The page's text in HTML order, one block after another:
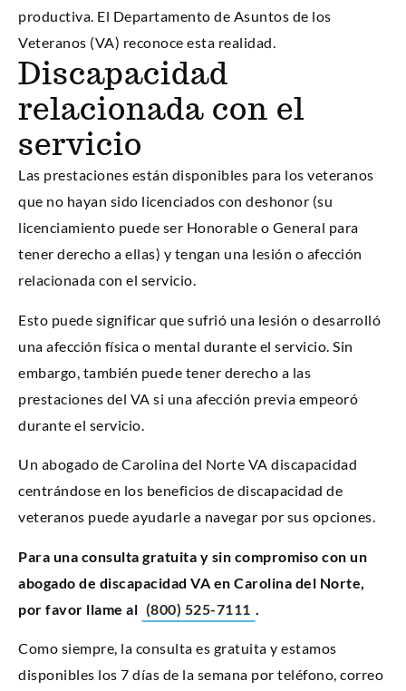
productiva. El Departamento de Asuntos de los
Veteranos (VA) reconoce esta realidad.
Discapacidad
relacionada con el
servicio
Las prestaciones están disponibles para los veteranos
que no hayan sido licenciados con deshonor (su
licenciamiento puede ser Honorable o General para
tener derecho a ellas) y tengan una lesión o afección
relacionada con el servicio.
Esto puede significar que sufrió una lesión o desarrolló
una afección física o mental durante el servicio. Sin
embargo, también puede tener derecho a las
prestaciones del VA si una afección previa empeoró
durante el servicio.
Un abogado de Carolina del Norte VA discapacidad
centrándose en los beneficios de discapacidad de
veteranos puede ayudarle a navegar por sus opciones.
Para una consulta gratuita y sin compromiso con un
abogado de discapacidad VA en Carolina del Norte,
por favor llame al (800) 525-7111
Como siempre, la consulta es gratuita y estamos
disponibles los 7 días de la semana por teléfono, correo